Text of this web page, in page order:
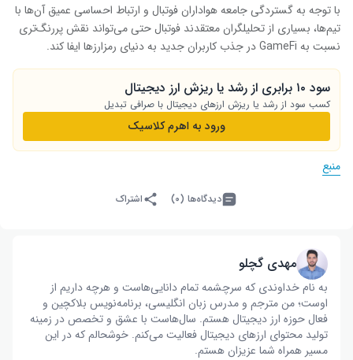
با توجه به گستردگی جامعه هواداران فوتبال و ارتباط احساسی عمیق آن‌ها با
تیم‌ها، بسیاری از تحلیلگران معتقدند فوتبال حتی می‌تواند نقش پررنگ‌تری
نسبت به GameFi در جذب کاربران جدید به دنیای رمزارزها ایفا کند.
سود ۱۰ برابری از رشد یا ریزش ارز دیجیتال
کسب سود از رشد یا ریزش ارزهای دیجیتال با صرافی تبدیل
ورود به اهرم کلاسیک
منبع
دیدگاه‌ها (۰) اشتراک
مهدی گچلو
به نام خداوندی که سرچشمه تمام دانایی‌هاست و هرچه داریم از
اوست؛ من مترجم و مدرس زبان انگلیسی، برنامه‌نویس بلاکچین و
فعال حوزه ارز دیجیتال هستم. سال‌هاست با عشق و تخصص در زمینه
تولید محتوای ارزهای دیجیتال فعالیت می‌کنم. خوشحالم که در این
مسیر همراه شما عزیزان هستم.